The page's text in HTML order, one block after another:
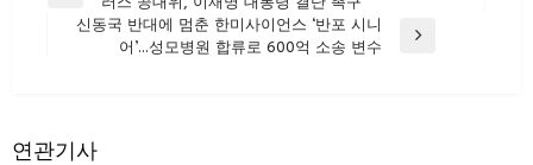
Post신동국 반대에 멈춘 한미사이언스 ‘반포 시니
어’…성모병원 합류로 600억 소송 변수
연관기사